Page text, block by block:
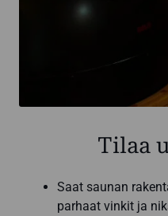
Tilaa
Saat saunan
parhaat vinkit ja